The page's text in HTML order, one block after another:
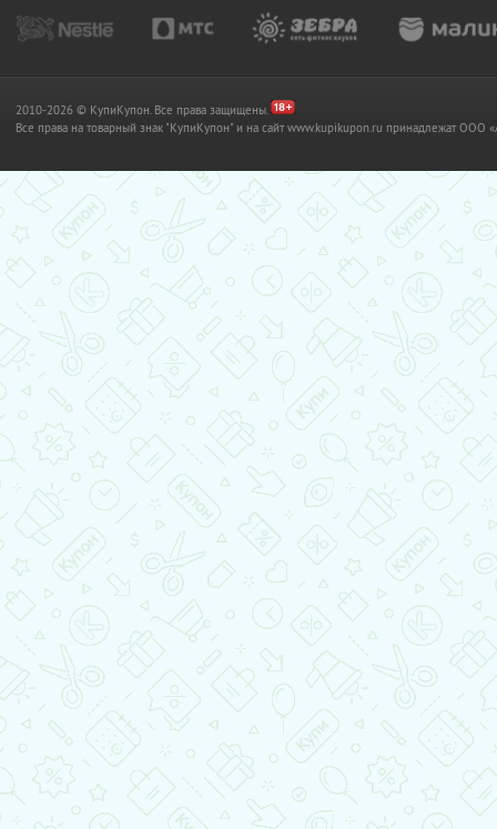
2010-2026 © КупиКупон. Все права защищены.
Все права на товарный знак "КупиКупон" и на сайт www.kupikupon.ru принадлежат